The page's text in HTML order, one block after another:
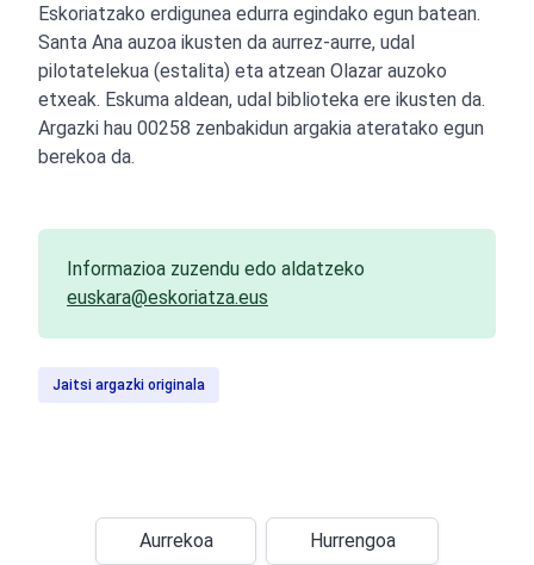
Eskoriatzako erdigunea edurra egindako egun batean.
Santa Ana auzoa ikusten da aurrez-aurre, udal
pilotatelekua (estalita) eta atzean Olazar auzoko
etxeak. Eskuma aldean, udal biblioteka ere ikusten da.
Argazki hau 00258 zenbakidun argakia ateratako egun
berekoa da.
Informazioa zuzendu edo aldatzeko
euskara@eskoriatza.eus
Jaitsi argazki originala
Aurrekoa Hurrengoa